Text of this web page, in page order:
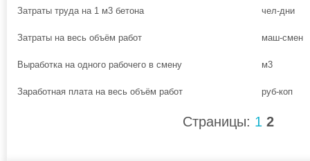
Затраты труда на 1 м3 бетона чел-дни
Затраты на весь объём работ маш-смен
Выработка на одного рабочего в смену м3
Заработная плата на весь объём работ руб-коп
Страницы: 1 2